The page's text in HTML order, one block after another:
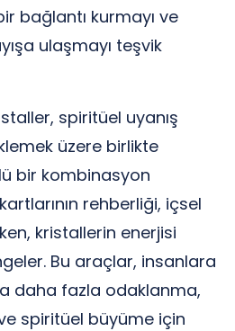
bağlantı kurmayı ve
ulaşmayı teşvik
spiritüel uyanış
üzere birlikte
bir kombinasyon
rehberliği, içsel
kristallerin enerjisi
Bu araçlar, insanlara
daha fazla odaklanma,
spiritüel büyüme için